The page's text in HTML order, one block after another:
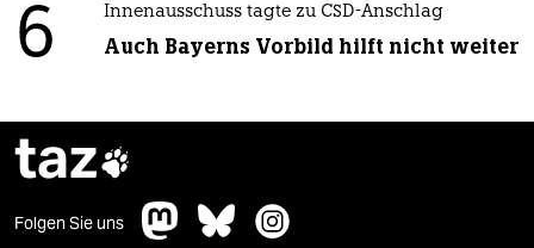
6 Innenausschuss tagte zu CSD-Anschlag
Auch Bayerns Vorbild hilft nicht weiter
taz
Folgen Sie uns